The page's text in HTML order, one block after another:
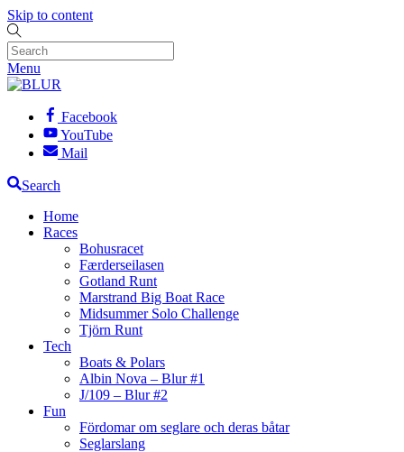
Skip to content
Menu
Facebook
YouTube
Mail
Search
Home
Races
Bohusracet
Færderseilasen
Gotland Runt
Marstrand Big Boat Race
Midsummer Solo Challenge
Tjörn Runt
Tech
Boats & Polars
Albin Nova – Blur #1
J/109 – Blur #2
Fun
Fördomar om seglare och deras båtar
Seglarslang